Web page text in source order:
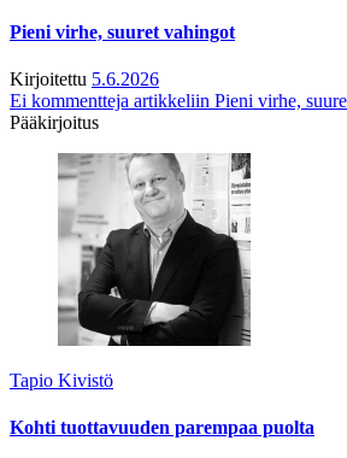
Pieni virhe, suuret vahingot
Kirjoitettu 5.6.2026
Ei kommentteja artikkeliin Pieni virhe,
Pääkirjoitus
Tapio Kivistö
Kohti tuottavuuden parempaa puolta